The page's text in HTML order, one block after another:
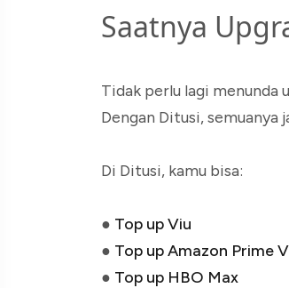
Saatnya
Tidak perlu lagi
Dengan Ditusi, semuanya
Di Ditusi, kamu bisa:
● Top up Viu
● Top up Amazon Prime
● Top up HBO Max